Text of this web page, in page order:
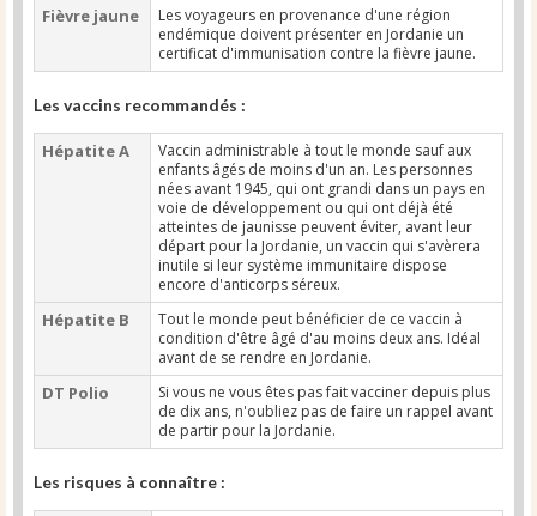
Fièvre jaune
Les voyageurs en provenance d'une région
endémique doivent présenter en Jordanie un
certificat d'immunisation contre la fièvre jaune.
Les vaccins recommandés :
Hépatite A
Vaccin administrable à tout le monde sauf aux
enfants âgés de moins d'un an. Les personnes
nées avant 1945, qui ont grandi dans un pays en
voie de développement ou qui ont déjà été
atteintes de jaunisse peuvent éviter, avant leur
départ pour la Jordanie, un vaccin qui s'avèrera
inutile si leur système immunitaire dispose
encore d'anticorps séreux.
Hépatite B
Tout le monde peut bénéficier de ce vaccin à
condition d'être âgé d'au moins deux ans. Idéal
avant de se rendre en Jordanie.
DT Polio
Si vous ne vous êtes pas fait vacciner depuis plus
de dix ans, n'oubliez pas de faire un rappel avant
de partir pour la Jordanie.
Les risques à connaître :